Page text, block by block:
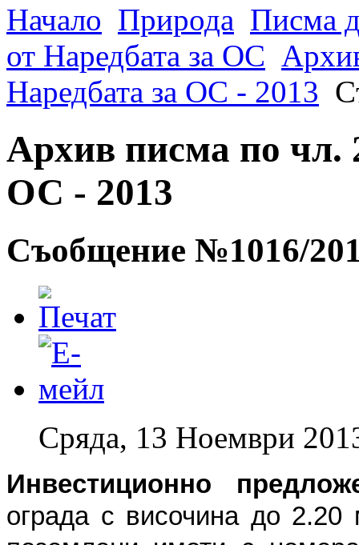
Начало Природа Писма
от Наредбата за ОС
Наредбата за ОС - 2013
Архив писма по чл.
ОС - 2013
Съобщение №1016/
Сряда, 13 Ноември
Инвестиционно
ограда с височина до